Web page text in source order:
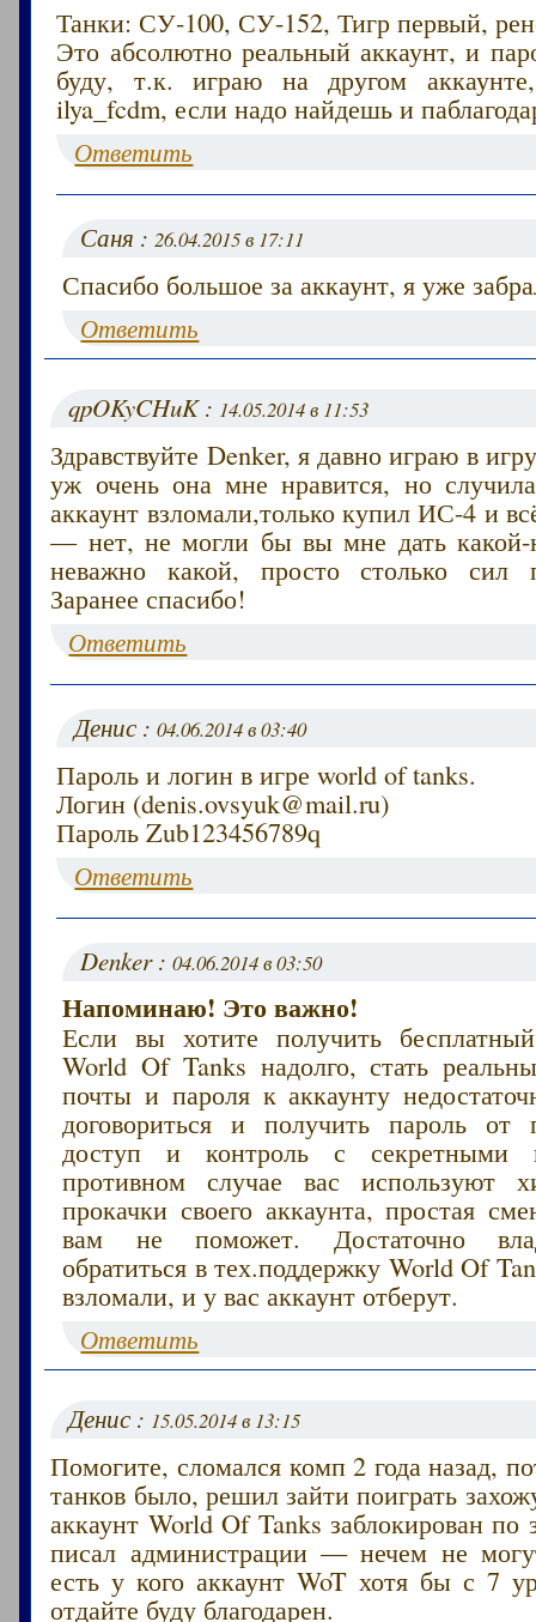
Танки: СУ-100, СУ-152, Тигр первый,
Это абсолютно реальный аккаунт, и
буду, т.к. играю на другом
ilya_fcdm, если надо найдешь и
Ответить
Саня :26.04.2015 в 17:11
Спасибо большое за аккаунт, я уже
Ответить
qpOKyCHuK : 14.05.2014 в 11:53
Здравствуйте Denker, я давно играю в
уж очень она мне нравится, но
аккаунт взломали,только купил ИС-4 и
— нет, не могли бы вы мне дать какой-
неважно какой, просто столько сил
Заранее спасибо!
Ответить
Денис :04.06.2014 в 03:40
Пароль и логин в игре world of tanks.
Логин (denis.ovsyuk@mail.ru)
Пароль Zub123456789q
Ответить
Denker :04.06.2014 в 03:50
Напоминаю! Это важно!
Если вы хотите получить
World Of Tanks надолго, стать
почты и пароля к аккаунту
договориться и получить пароль
доступ и контроль с секретными
противном случае вас используют
прокачки своего аккаунта, простая
вам не поможет. Достаточно
обратиться в тех.поддержку World Of
взломали, и у вас аккаунт отберут.
Ответить
Денис : 15.05.2014 в 13:15
Помогите, сломался комп 2 года назад,
танков было, решил зайти поиграть
аккаунт World Of Tanks заблокирован по
писал администрации — нечем не
есть у кого аккаунт WoT хотя бы с 7
отдайте буду благодарен.